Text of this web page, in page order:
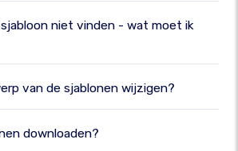
niet vinden - wat moet ik
van de sjablonen wijzigen?
downloaden?